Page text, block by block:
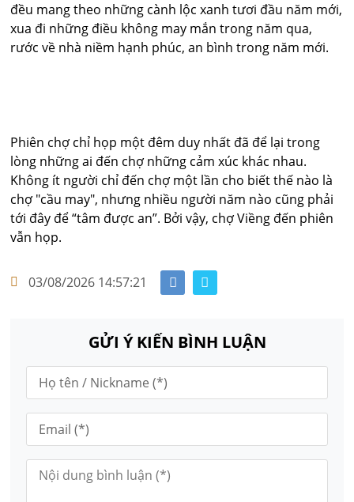
đều mang theo những cành lộc xanh tươi đầu năm mới,
xua đi những điều không may mắn trong năm qua,
rước về nhà niềm hạnh phúc, an bình trong năm mới.
Phiên chợ chỉ họp một đêm duy nhất đã để lại trong
lòng những ai đến chợ những cảm xúc khác nhau.
Không ít người chỉ đến chợ một lần cho biết thế nào là
chợ "cầu may", nhưng nhiều người năm nào cũng phải
tới đây để “tâm được an”. Bởi vậy, chợ Viềng đến phiên
vẫn họp.
03/08/2026 14:57:21
GỬI Ý KIẾN BÌNH LUẬN